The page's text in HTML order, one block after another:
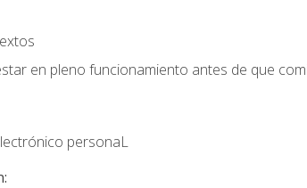
en pleno funcionamiento antes de que
personaL